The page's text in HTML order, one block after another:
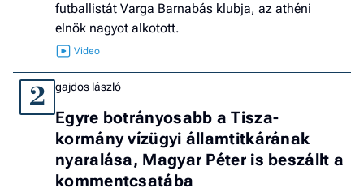
futballistát Varga Barnabás klubja, az athéni
elnök nagyot alkotott.
2 gajdos lászló
Egyre botrányosabb a Tisza-
kormány vízügyi államtitkárának
nyaralása, Magyar Péter is beszállt a
kommentcsatába